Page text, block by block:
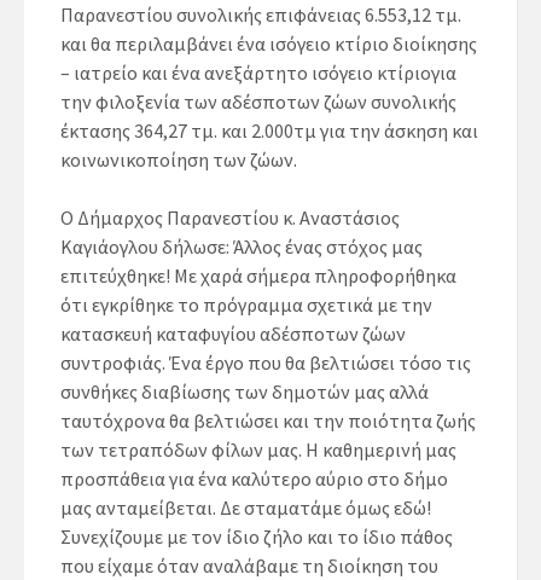
Παρανεστίου συνολικής επιφάνειας 6.553,12 τμ.
και θα περιλαμβάνει ένα ισόγειο κτίριο διοίκησης
– ιατρείο και ένα ανεξάρτητο ισόγειο κτίριογια
την φιλοξενία των αδέσποτων ζώων συνολικής
έκτασης 364,27 τμ. και 2.000τμ για την άσκηση και
κοινωνικοποίηση των ζώων.
Ο Δήμαρχος Παρανεστίου κ. Αναστάσιος
Καγιάογλου δήλωσε: Άλλος ένας στόχος μας
επιτεύχθηκε! Με χαρά σήμερα πληροφορήθηκα
ότι εγκρίθηκε το πρόγραμμα σχετικά με την
κατασκευή καταφυγίου αδέσποτων ζώων
συντροφιάς. Ένα έργο που θα βελτιώσει τόσο τις
συνθήκες διαβίωσης των δημοτών μας αλλά
ταυτόχρονα θα βελτιώσει και την ποιότητα ζωής
των τετραπόδων φίλων μας. Η καθημερινή μας
προσπάθεια για ένα καλύτερο αύριο στο δήμο
μας ανταμείβεται. Δε σταματάμε όμως εδώ!
Συνεχίζουμε με τον ίδιο ζήλο και το ίδιο πάθος
που είχαμε όταν αναλάβαμε τη διοίκηση του